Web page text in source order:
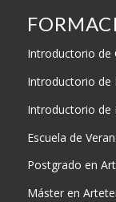
Introductorio de
Introductorio de
Introductorio de
Escuela de
Postgrado en
Máster en